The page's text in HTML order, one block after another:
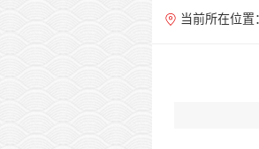
当前所在位置